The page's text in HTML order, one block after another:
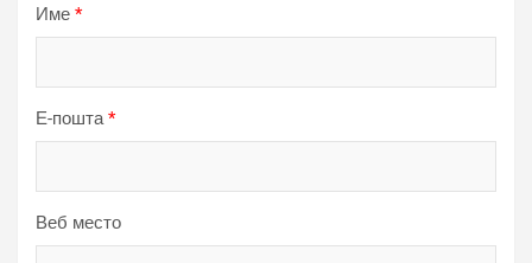
Име *
Е-пошта*
Веб место